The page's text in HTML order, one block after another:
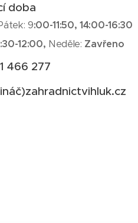
doba
9:00-11:50, 14:00-16:30
12:00, Neděle: Zavřeno
466 277